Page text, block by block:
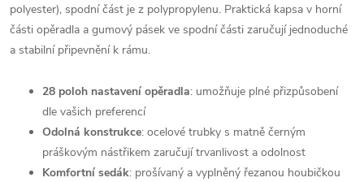
polyester), spodní část je z polypropylenu. Praktická kapsa v horní
části opěradla a gumový pásek ve spodní části zaručují jednoduché
a stabilní připevnění k rámu.
28 poloh nastavení opěradla: umožňuje plné přizpůsobení
dle vašich preferencí
Odolná konstrukce: ocelové trubky s matně černým
práškovým nástřikem zaručují trvanlivost a odolnost
Komfortní sedák: prošívaný a vyplněný řezanou houbičkou